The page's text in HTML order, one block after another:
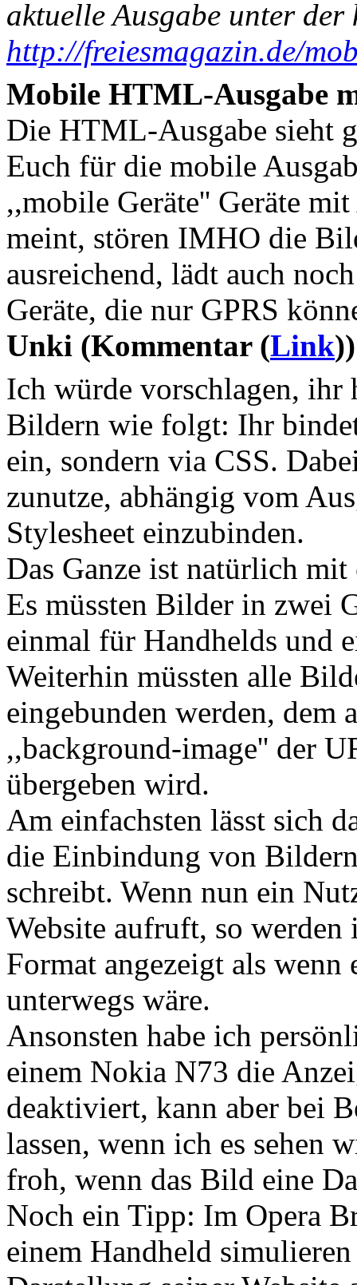
aktuelle Ausgabe unter der
http://freiesmagazin.de/
Mobile HTML-Ausgabe
Die HTML-Ausgabe sieht
Euch für die mobile
,,mobile Geräte'' Geräte
meint, stören IMHO die
ausreichend, lädt auch
Geräte, die nur GPRS
Unki (Kommentar (Link))
Ich würde vorschlagen,
Bildern wie folgt: Ihr
ein, sondern via CSS.
zunutze, abhängig vom
Stylesheet einzubinden.
Das Ganze ist natürlich
Es müssten Bilder in zwei
einmal für Handhelds und
Weiterhin müssten alle
eingebunden werden, dem
,,background-image'' der
übergeben wird.
Am einfachsten lässt sich
die Einbindung von
schreibt. Wenn nun ein
Website aufruft, so
Format angezeigt als
unterwegs wäre.
Ansonsten habe ich
einem Nokia N73 die
deaktiviert, kann aber bei
lassen, wenn ich es sehen
froh, wenn das Bild eine
Noch ein Tipp: Im Opera
einem Handheld